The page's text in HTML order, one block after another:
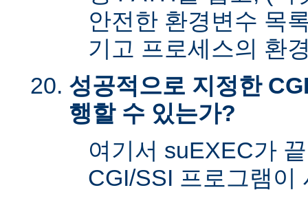
안전한 환경변수 목
기고 프로세스의 환
성공적으로 지정한
행할 수 있는가?
여기서 suEXEC가
CGI/SSI 프로그램이